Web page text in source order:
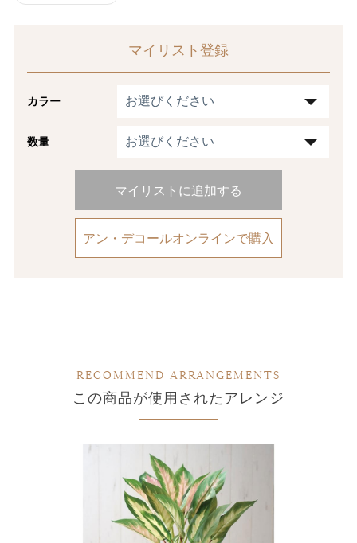
マイリスト登録
カラー
数量
マイリストに追加する
アン・デコールオンラインで購入
RECOMMEND ARRANGEMENTS
この商品が使用されたアレンジ